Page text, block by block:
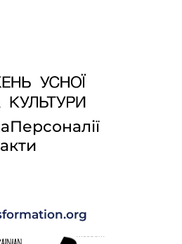
Персоналії